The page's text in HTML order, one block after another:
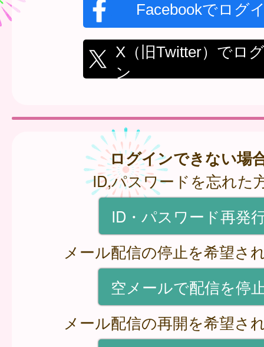
Facebookでログ
X（旧Twitter）でロ
ン
ログインできない場
ID,パスワードを忘れた
ID・パスワード再発
メール配信の停止を希望さ
空メールで配信を停
メール配信の再開を希望さ